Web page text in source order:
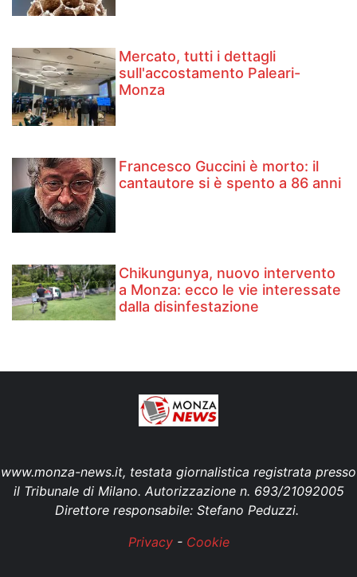
Mercato, tutti i dettagli
sull'accostamento Paleari-
Monza
Francesco Guccini è morto: il
cantautore si è spento a 86 anni
Chikungunya, nuovo intervento
a Monza: ecco le vie interessate
dalla disinfestazione
www.monza-news.it, testata giornalistica registrata presso
il Tribunale di Milano. Autorizzazione n. 693/21092005
Direttore responsabile: Stefano Peduzzi.
Privacy- Cookie